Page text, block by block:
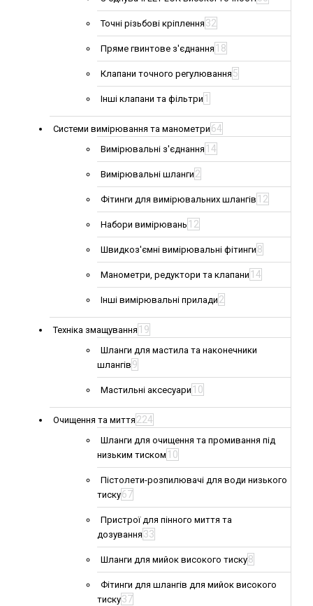
Точні різьбові кріплення 32
Пряме гвинтове з'єднання 18
Клапани точного регулювання 5
Інші клапани та фільтри 1
Системи вимірювання та манометри 64
Вимірювальні з'єднання 14
Вимірювальні шланги 2
Фітинги для вимірювальних шлангів 12
Набори вимірювань 12
Швидкоз'ємні вимірювальні фітинги 8
Манометри, редуктори та клапани 14
Інші вимірювальні прилади 2
Техніка змащування 19
Шланги для мастила та наконечники
шлангів 9
Мастильні аксесуари 10
Очищення та миття 224
Шланги для очищення та промивання під
низьким тиском 10
Пістолети-розпилювачі для води низького
тиску67
Пристрої для пінного миття та
дозування 33
Шланги для мийок високого тиску8
Фітинги для шлангів для мийок високого
тиску37